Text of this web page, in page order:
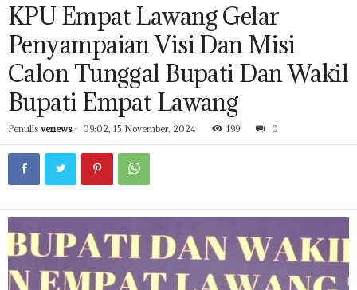
KPU Empat Lawang Gelar
Penyampaian Visi Dan Misi
Calon Tunggal Bupati Dan Wakil
Bupati Empat Lawang
Penulis venews- 09:02, 15 November, 2024 199 0